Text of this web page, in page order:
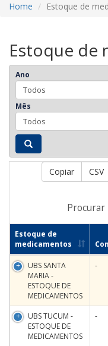
Home Estoque de
Estoque de
Ano
Mês
Copiar CSV
Procurar
Estoque de
medicamentos
UBS SANTA
MARIA -
ESTOQUE DE
MEDICAMENTOS
-
UBS TUCUM -
ESTOQUE DE
MEDICAMENTOS
-